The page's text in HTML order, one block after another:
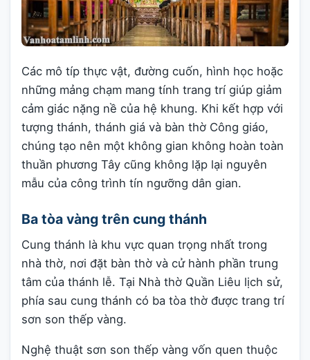
Các mô típ thực vật, đường cuốn, hình học hoặc
những mảng chạm mang tính trang trí giúp giảm
cảm giác nặng nề của hệ khung. Khi kết hợp với
tượng thánh, thánh giá và bàn thờ Công giáo,
chúng tạo nên một không gian không hoàn toàn
thuần phương Tây cũng không lặp lại nguyên
mẫu của công trình tín ngưỡng dân gian.
Ba tòa vàng trên cung thánh
Cung thánh là khu vực quan trọng nhất trong
nhà thờ, nơi đặt bàn thờ và cử hành phần trung
tâm của thánh lễ. Tại Nhà thờ Quần Liêu lịch sử,
phía sau cung thánh có ba tòa thờ được trang trí
sơn son thếp vàng.
Nghệ thuật sơn son thếp vàng vốn quen thuộc